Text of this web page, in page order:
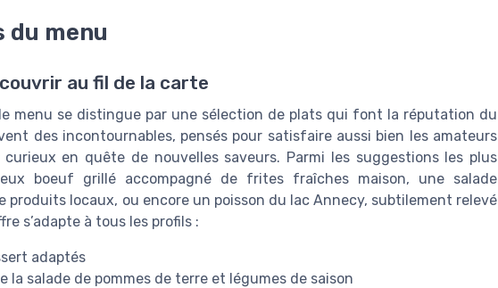
du menu
au fil de la carte
menu se distingue par une sélection de plats qui font la réputation du
des incontournables, pensés pour satisfaire aussi bien les amateurs
en quête de nouvelles saveurs. Parmi les suggestions les plus
boeuf grillé accompagné de frites fraîches maison, une salade
produits locaux, ou encore un poisson du lac Annecy, subtilement relevé
s’adapte à tous les profils :
adaptés
la salade de pommes de terre et légumes de saison